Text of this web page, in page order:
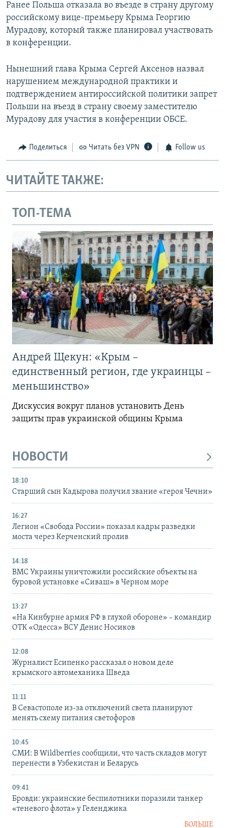
Ранее Польша отказала во въезде в страну другому
российскому вице-премьеру Крыма Георгию
Мурадову, который также планировал участвовать
в конференции.
Нынешний глава Крыма Сергей Аксенов назвал
нарушением международной практики и
подтверждением антироссийской политики запрет
Польши на въезд в страну своему заместителю
Мурадову для участия в конференции ОБСЕ.
Поделиться Читать без VPN Follow us
ЧИТАЙТЕ ТАКЖЕ:
ТОП-ТЕМА
Андрей Щекун: «Крым –
единственный регион, где украинцы –
меньшинство»
Дискуссия вокруг планов установить День
защиты прав украинской общины Крыма
НОВОСТИ
18:10
Старший сын Кадырова получил звание «героя Чечни»
16:27
Легион «Свобода России» показал кадры разведки
моста через Керченский пролив
14:18
ВМС Украины уничтожили российские объекты на
буровой установке «Сиваш» в Черном море
13:27
«На Кинбурне армия РФ в глухой обороне» – командир
ОТК «Одесса» ВСУ Денис Носиков
12:08
Журналист Есипенко рассказал о новом деле
крымского автомеханика Шведа
11:11
В Севастополе из-за отключений света планируют
менять схему питания светофоров
10:45
СМИ: В Wildberries сообщили, что часть складов могут
перенести в Узбекистан и Беларусь
09:41
Бровди: украинские беспилотники поразили танкер
«теневого флота» у Геленджика
БОЛЬШЕ